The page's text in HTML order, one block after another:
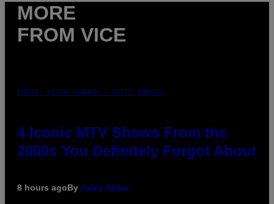
MORE
FROM VICE
PHOTO: PETER KRAMER / GETTY IMAGES
4 Iconic MTV Shows From the
2000s You Definitely Forgot About
8 hours agoBy Haley Miller